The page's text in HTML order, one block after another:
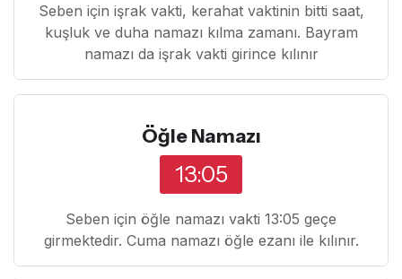
Seben için işrak vakti, kerahat vaktinin bitti saat,
kuşluk ve duha namazı kılma zamanı. Bayram
namazı da işrak vakti girince kılınır
Öğle Namazı
13:05
Seben için öğle namazı vakti 13:05 geçe
girmektedir. Cuma namazı öğle ezanı ile kılınır.